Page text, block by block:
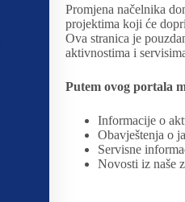
Promjena načelnika
projektima koji će
Ova stranica je
aktivnostima i
Putem ovog portala
Informacije o
Obavještenja o
Servisne
Novosti iz naše